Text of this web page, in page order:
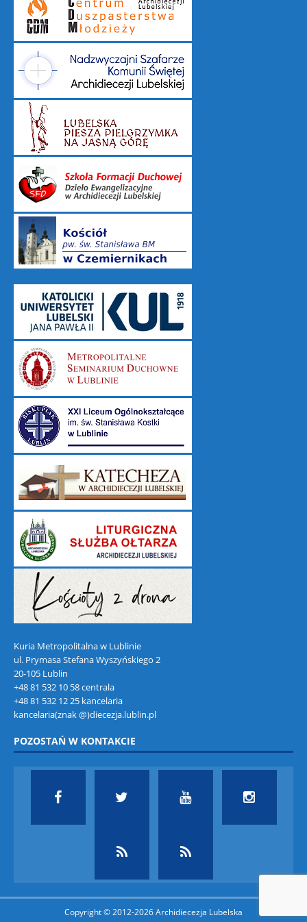
Kuria Metropolitalna w Lublinie
ul. Prymasa Stefana Wyszyńskiego 2
20-105 Lublin
+48 81 532 10 58 centrala
+48 81 532 12 25 kancelaria
kancelaria(znak @)diecezja.lublin.pl
POZOSTAŃ W KONTAKCIE
Copyright © 2012-2026 Archidiecezja Lubelska